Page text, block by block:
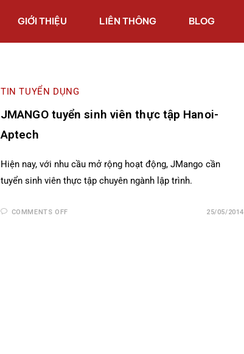
GIỚI THIỆU LIÊN THÔNG BLOG
TIN TUYỂN DỤNG
JMANGO tuyển sinh viên thực tập Hanoi-
Aptech
Hiện nay, với nhu cầu mở rộng hoạt động, JMango cần
tuyển sinh viên thực tập chuyên ngành lập trình.
COMMENTS OFF 25/05/2014